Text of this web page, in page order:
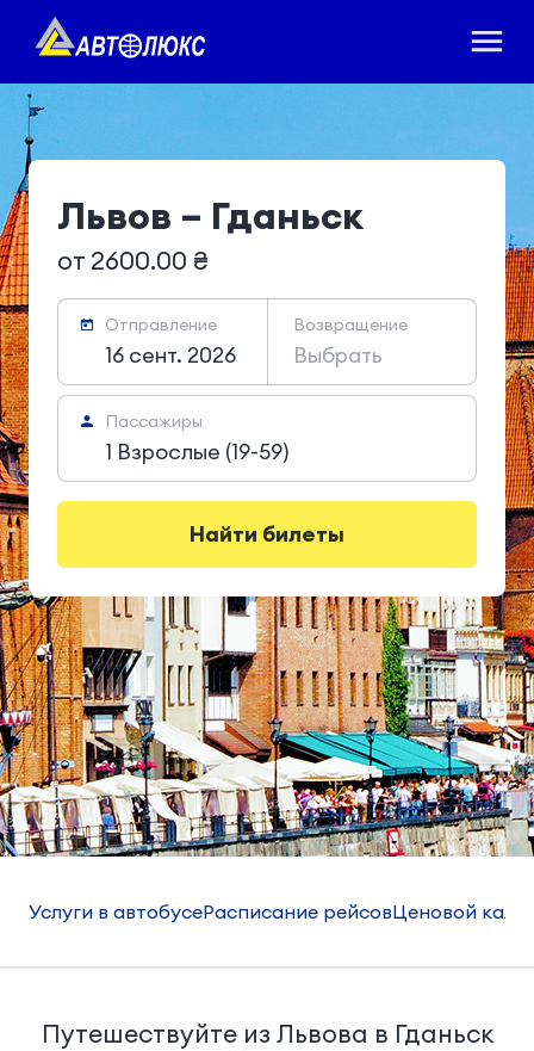
Львов – Гданьск
от 2600.00 ₴
Отправление
16 сент. 2026
Возвращение
Выбрать
Пассажиры
1 Взрослые (19-59)
Найти билеты
Услуги в автобусеРасписание рейсовЦеновой
Путешествуйте из Львова в Гданьск